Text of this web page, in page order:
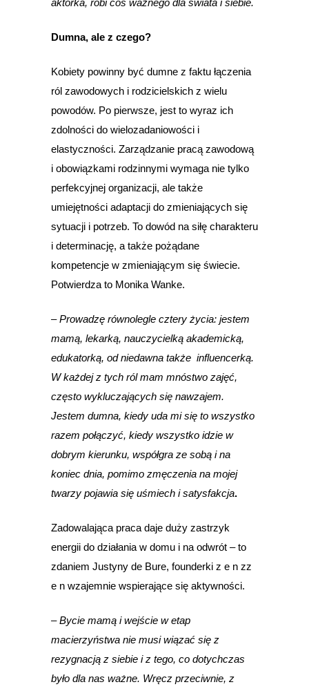
Dumna, ale z czego?
Kobiety powinny być dumne z faktu łączenia
ról zawodowych i rodzicielskich z wielu
powodów. Po pierwsze, jest to wyraz ich
zdolności do wielozadaniowości i
elastyczności. Zarządzanie pracą zawodową
i obowiązkami rodzinnymi wymaga nie tylko
perfekcyjnej organizacji, ale także
umiejętności adaptacji do zmieniających się
sytuacji i potrzeb. To dowód na siłę charakteru
i determinację, a także pożądane
kompetencje w zmieniającym się świecie.
Potwierdza to Monika Wanke.
– Prowadzę równolegle cztery życia: jestem
mamą, lekarką, nauczycielką akademicką,
edukatorką, od niedawna także influencerką.
W każdej z tych ról mam mnóstwo zajęć,
często wykluczających się nawzajem.
Jestem dumna, kiedy uda mi się to wszystko
razem połączyć, kiedy wszystko idzie w
dobrym kierunku, współgra ze sobą i na
koniec dnia, pomimo zmęczenia na mojej
twarzy pojawia się uśmiech i satysfakcja.
Zadowalająca praca daje duży zastrzyk
energii do działania w domu i na odwrót – to
zdaniem Justyny de Bure, founderki z e n zz
e n wzajemnie wspierające się aktywności.
– Bycie mamą i wejście w etap
macierzyństwa nie musi wiązać się z
rezygnacją z siebie i z tego, co dotychczas
było dla nas ważne. Wręcz przeciwnie, z